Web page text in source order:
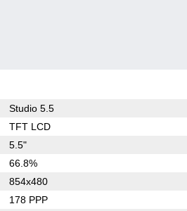
Studio 5.5
TFT LCD
5.5"
66.8%
854x480
178 PPP